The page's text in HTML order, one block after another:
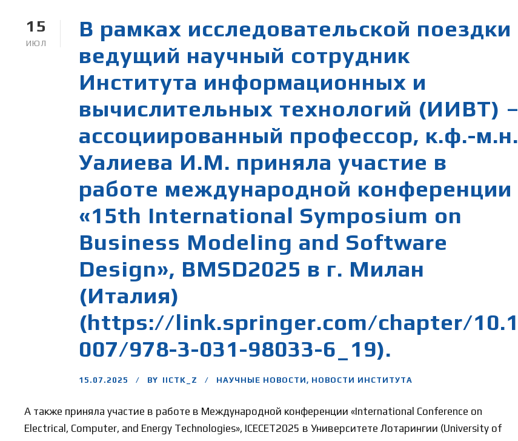
15
ИЮЛ
В рамках исследовательской поездки
ведущий научный сотрудник
Института информационных и
вычислительных технологий (ИИВТ) –
ассоциированный профессор, к.ф.-м.н.
Уалиева И.М. приняла участие в
работе международной конференции
«15th International Symposium on
Business Modeling and Software
Design», BMSD2025 в г. Милан
(Италия)
(https://link.springer.com/chapter/10.1
007/978-3-031-98033-6_19).
15.07.2025 BY IICTK_Z НАУЧНЫЕ НОВОСТИ, НОВОСТИ ИНСТИТУТА
А также приняла участие в работе в Международной конференции «International Conference on
Electrical, Computer, and Energy Technologies», ICECET2025 в Университете Лотарингии (University of